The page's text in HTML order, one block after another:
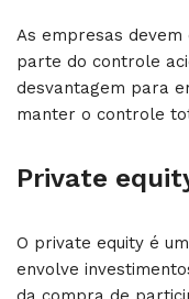
As empresas
parte do controle
desvantagem para
manter o controle
Private
O private equity é
envolve